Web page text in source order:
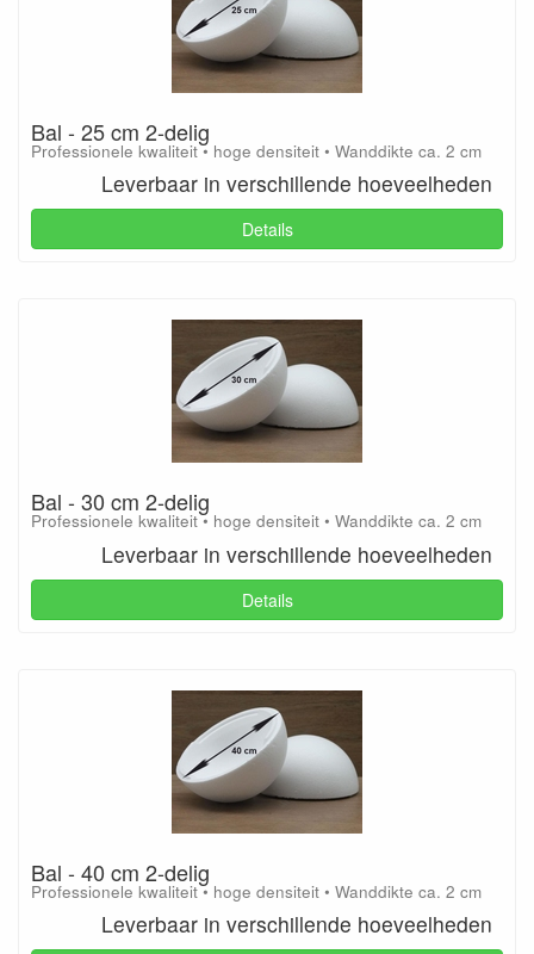
Bal - 25 cm 2-delig
Professionele kwaliteit • hoge densiteit • Wanddikte ca. 2 cm
Leverbaar in verschillende hoeveelheden
Details
Bal - 30 cm 2-delig
Professionele kwaliteit • hoge densiteit • Wanddikte ca. 2 cm
Leverbaar in verschillende hoeveelheden
Details
Bal - 40 cm 2-delig
Professionele kwaliteit • hoge densiteit • Wanddikte ca. 2 cm
Leverbaar in verschillende hoeveelheden